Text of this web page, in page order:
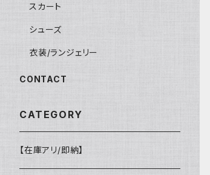
スカート
シューズ
衣装/ランジェリー
CONTACT
CATEGORY
【在庫アリ/即納】